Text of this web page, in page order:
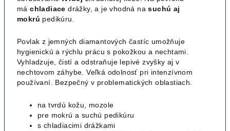
máchladiacedrážky, a je vhodná nasuchú aj
mokrú pedikúru.
Povlak z jemných diamantových častíc umožňuje
hygienickú a rýchlu prácu s pokožkou a nechtami.
Vyhladzuje, čistí a odstraňuje lepivé zvyšky aj v
nechtovom záhybe. Veľká odolnosť pri intenzívnom
používaní. Bezpečný v problematických oblastiach.
na tvrdú kožu, mozole
pre mokrú a suchú pedikúru
s chladiacimi drážkami